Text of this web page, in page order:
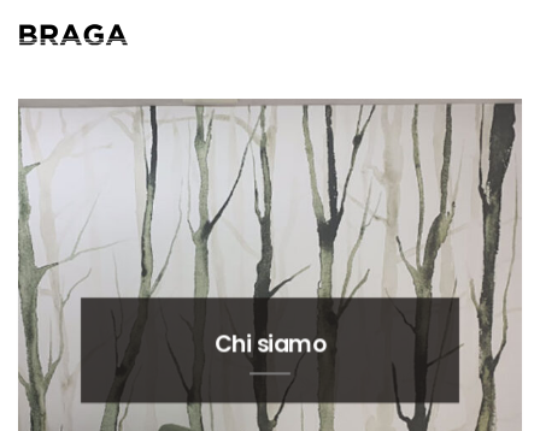
Chi siamo
Dicono di noi
Pavimenti in legno
Interior Design
Altri materiali
Manutenzione
Chi siamo